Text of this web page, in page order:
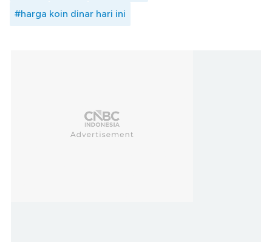
#harga koin dinar hari ini